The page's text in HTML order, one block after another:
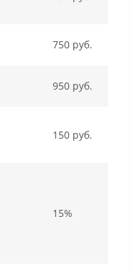
750 руб.
950 руб.
150 руб.
15%